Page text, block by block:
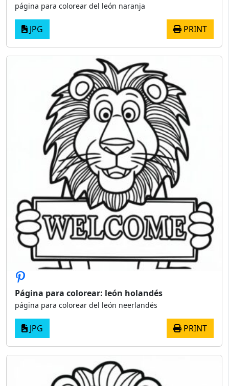
página para colorear del león naranja
JPG PRINT
Página para colorear: león holandés
página para colorear del león neerlandés
JPG PRINT